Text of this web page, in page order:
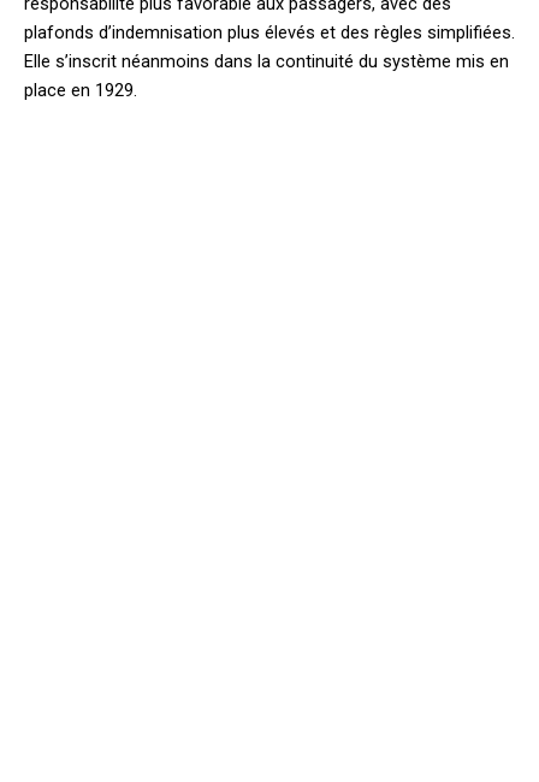
plafonds d’indemnisation plus élevés et des règles simplifiées.
Elle s’inscrit néanmoins dans la continuité du système mis en
place en 1929.